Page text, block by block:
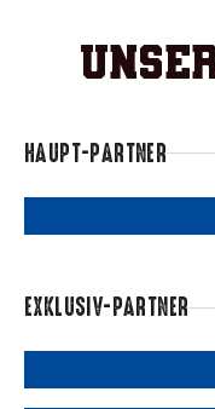
HAUPT-PARTNER
EXKLUSIV-PARTNER